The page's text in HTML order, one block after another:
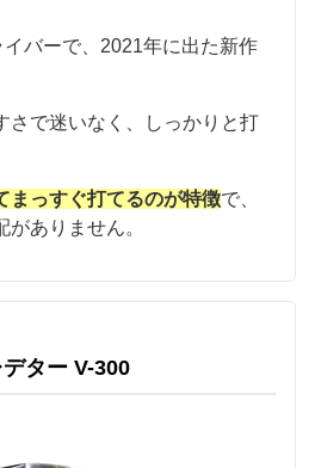
バーで、2021年に出た新作
さで迷いなく、しっかりと打
まっすぐ打てるのが特徴で、
ありません。
デター V-300